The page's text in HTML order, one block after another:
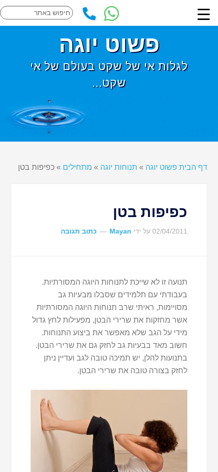
פשוט יוגה
לגלות אי של שקט בעולם של אי
שקט...
דף הבית פשוט יוגה » תנוחות יוגה » מתחילים »כפיפות בטן
כפיפות בטן
02/04/2011 על ידי Mayan כתוב תגובה
תנועה זו לא שייכת לתנוחות היוגה המסורתיות.
בעבודתי עם תלמידים שסבלו מבעיות גב
מסויימות, ראיתי שרב תנוחות היוגה המסורתיות
אשר מחזקות את שרירי הבטן, מפעילות לחץ גדול
מידי על הגב שלא מאפשר את ביצוע התנוחות.
חשוב מאד בבעיות גב לחזק גם את שרירי הבטן.
בתנועות להלן, יש תמיכה טובה לגב ועדיין ניתן
לחזק בצורה טובה את שרירי הבטן.